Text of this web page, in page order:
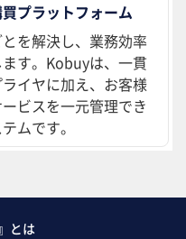
プラットフォーム
を解決し、業務効率
す。Kobuyは、一貫
イヤに加え、お客様
ビスを一元管理でき
ムです。
とは